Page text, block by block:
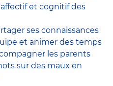
et cognitif des
ses connaissances
et animer des temps
les parents
sur des maux en